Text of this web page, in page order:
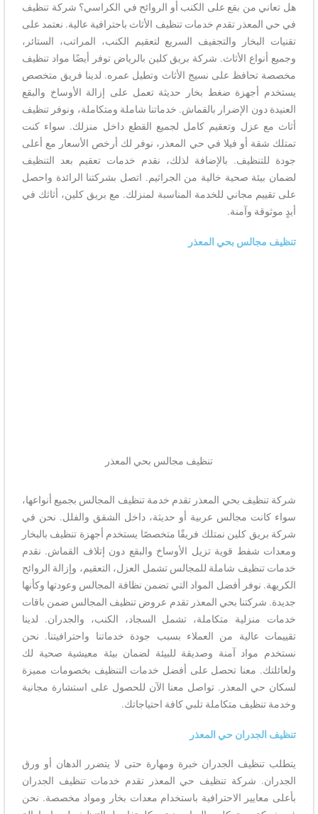
هل تعاني من بقع على الكنب أو الروائح في الكراسي؟ شركة تنظيف
في حي المعذر تقدم خدمات تنظيف الأثاث باحترافية عالية. نعتمد على
تقنيات البخار والتجفيف السريع لتعقيم الكنب، المراتب، الستائر،
وجميع أنواع الأثاث. شركة بريق كلين بالرياض توفر أيضًا مواد تنظيف
مخصصة تحافظ على نسيج الأثاث وتطيل عمره. لدينا فريق متخصص
يستخدم أجهزة ضغط بخار حديثة تعمل على إزالة الأوساخ والبقع
العنيدة دون الإضرار بالقماش. خدماتنا شاملة ومتكاملة، ونوفر تنظيف
أثاث مع عزل وتعقيم كامل لجميع القطع داخل منزلك. سواء كنت
تمتلك شقة أو فيلا في حي المعذر، نوفر لك أرخص الأسعار مع أعلى
جودة للتنظيف. بالإضافة لذلك، نقدم خدمات تعقيم بعد التنظيف
لضمان بيئة صحية خالية من الجراثيم. اتصل بشركتنا الرائدة واحصل
على تقييم مجاني للخدمة المناسبة لمنزلك. مع بريق كلين، أثاثك في
أيدٍ موثوقة وآمنة.
تنظيف مجالس بحي المعذر
تنظيف مجالس بحي المعذر
شركة تنظيف بحي المعذر تقدم خدمة تنظيف المجالس بجميع أنواعها،
سواء كانت مجالس عربية أو حديثة، داخل الشقق والفلل. نحن في
شركة بريق كلين نمتلك فريقًا متخصصًا يستخدم أجهزة تنظيف بالبخار
ومعدات شفط قوية تزيل الأوساخ والبقع دون إتلاف القماش. نقدم
خدمات تنظيف شاملة للمجالس تشمل العزل، التعقيم، وإزالة الروائح
الكريهة. نوفر أفضل المواد التي تضمن نظافة المجالس وعودتها وكأنها
جديدة. شركتنا بحي المعذر تقدم عروض تنظيف المجالس ضمن باقات
خدمات منزلية متكاملة، تشمل السجاد، الكنب، والجدران. لدينا
تقييمات عالية من العملاء بسبب جودة خدماتنا واحترافيتنا. نحن
نستخدم مواد آمنة وصديقة للبيئة لضمان بيئة معيشية صحية لك
ولعائلتك. معنا تحصل على أفضل خدمات التنظيف بخصومات مميزة
لسكان حي المعذر. تواصل معنا الآن للحصول على استشارة مجانية
وخدمة تنظيف متكاملة تلبي كافة احتياجاتك.
تنظيف الجدران حي المعذر
يتطلب تنظيف الجدران خبرة ومهارة حتى لا يتضرر الدهان أو ورق
الجدران. شركة تنظيف حي المعذر تقدم خدمات تنظيف الجدران
بأعلى معايير الاحترافية باستخدام معدات بخار ومواد مخصصة. نحن